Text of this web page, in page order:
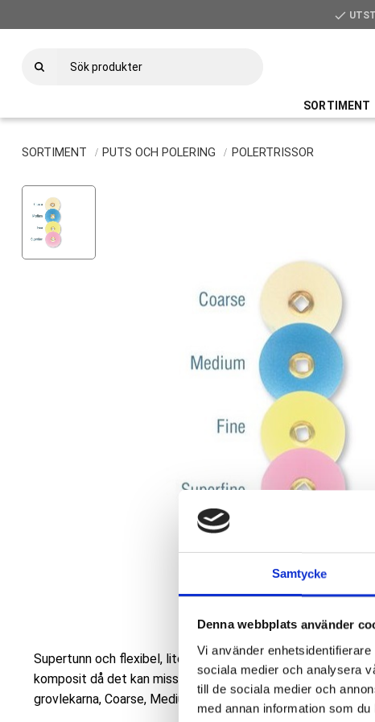
Samtycke
Denna webbplats använder
Vi använder
sociala medier och analysera
till de sociala medier och
med annan information som
check
SORTIMENT
SORTIMENT PUTS OCH POLERING POLERTRISSOR
Supertunn och flexibel, litet metallcentrum som minskar
komposit då det kan missfärgas. Färgkodade för snabb
grovlekarna, Coarse, Medium, Fine och Superfine. Avsluta